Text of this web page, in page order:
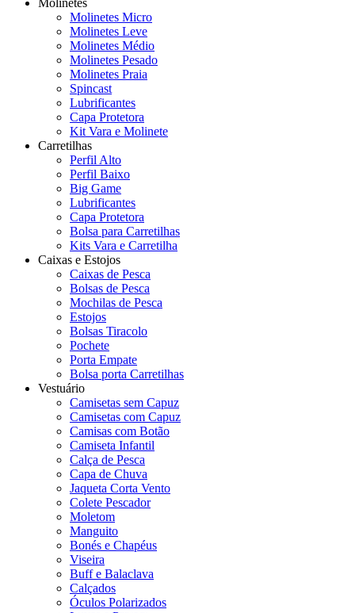
Molinetes
Molinetes Micro
Molinetes Leve
Molinetes Médio
Molinetes Pesado
Molinetes Praia
Spincast
Lubrificantes
Capa Protetora
Kit Vara e Molinete
Carretilhas
Perfil Alto
Perfil Baixo
Big Game
Lubrificantes
Capa Protetora
Bolsa para Carretilhas
Kits Vara e Carretilha
Caixas e Estojos
Caixas de Pesca
Bolsas de Pesca
Mochilas de Pesca
Estojos
Bolsas Tiracolo
Pochete
Porta Empate
Bolsa porta Carretilhas
Vestuário
Camisetas sem Capuz
Camisetas com Capuz
Camisas com Botão
Camiseta Infantil
Calça de Pesca
Capa de Chuva
Jaqueta Corta Vento
Colete Pescador
Moletom
Manguito
Bonés e Chapéus
Viseira
Buff e Balaclava
Calçados
Óculos Polarizados